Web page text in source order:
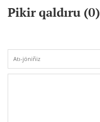
Pikir qaldıru (0)